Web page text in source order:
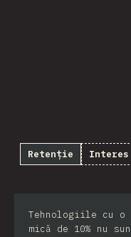
Retenție Interes
Tehnologiile cu o
mică de 10% nu